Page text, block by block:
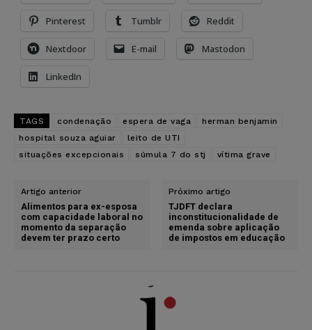
Pinterest Tumblr Reddit
Nextdoor E-mail Mastodon
LinkedIn
TAGS condenação espera de vaga
herman benjamin
hospital souza aguiar
leito de UTI
situações excepcionais
súmula 7 do stj vítima grave
Artigo anterior
Alimentos para ex-esposa
com capacidade laboral no
momento da separação
devem ter prazo certo
Próximo artigo
TJDFT declara
inconstitucionalidade de
emenda sobre aplicação
de impostos em educação